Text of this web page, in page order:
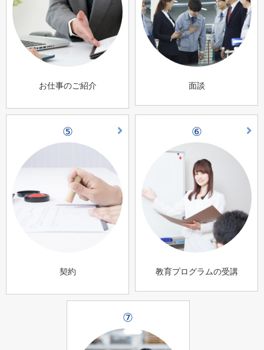
お仕事のご紹介 面談
⑤
契約
⑥
教育プログラムの受講
⑦